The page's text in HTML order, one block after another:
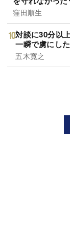
窪田順生
対談に30分以
一瞬で虜にし
五木寛之